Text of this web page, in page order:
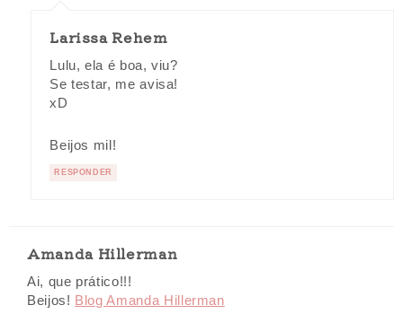
Larissa Rehem
Lulu, ela é boa, viu?
Se testar, me avisa!
xD
Beijos mil!
RESPONDER
Amanda Hillerman
Ai, que prático!!!
Beijos! Blog Amanda Hillerman